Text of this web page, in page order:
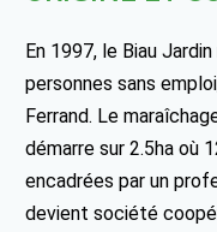
En 1997, le Biau
personnes sans
Ferrand. Le
démarre sur 2.5ha où
encadrées par un
devient société